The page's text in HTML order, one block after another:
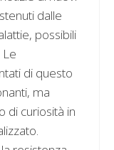
dalle
possibili
di questo
ma
di curiosità in